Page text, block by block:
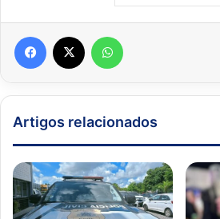
Facebook
Artigos relacionados